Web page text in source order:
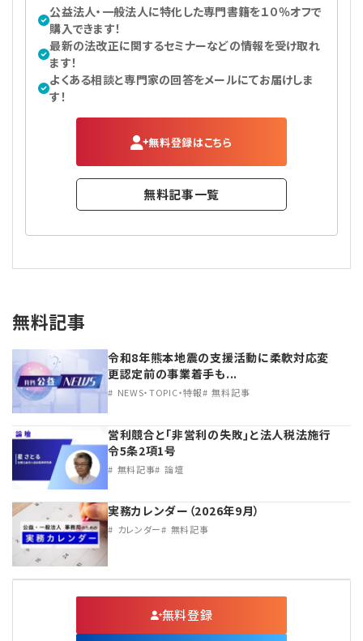
公益法人・一般法人に特化した専門書籍を１０％オフで
購入できます！
最新の法改正に関するセミナーなどの情報を受け取れ
ます！
よくある相談と専門家の回答をメールにてお届けしま
す！
無料登録はこちら
無料記事一覧
無料記事
令和8年熊本地震の支援活動に柔軟対応変
更認定前の事業着手も...
NEWS・TOPIC・特報 無料記事
営利競合と｢非営利の失敗｣と法人税法施行
令5条2項1号
無料記事 論壇
実務カレンダー（2026年9月）
カレンダー 無料記事
無料登録